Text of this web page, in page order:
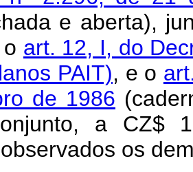
e aberta),
art. 12, I, do
PAIT), e o
de 1986
a CZ$
os